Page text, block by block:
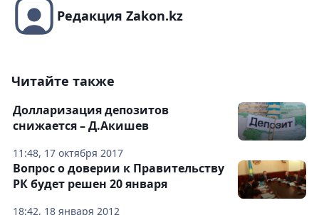
Редакция Zakon.kz
Читайте также
11:48, 17 октября 2017
Долларизация депозитов
снижается – Д.Акишев
18:42, 18 января 2012
Вопрос о доверии к Правительству
РК будет решен 20 января